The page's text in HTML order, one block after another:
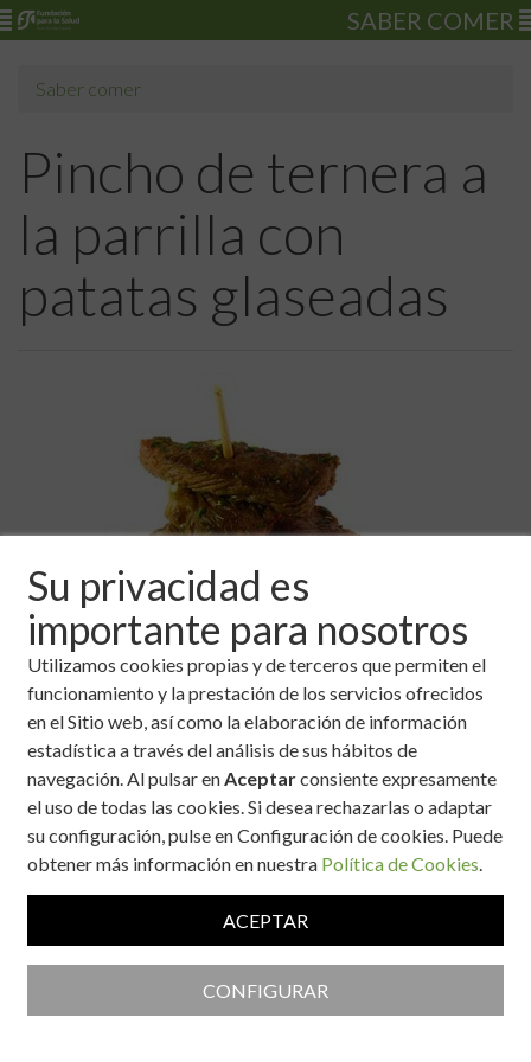
Su privacidad es
importante para nosotros
Utilizamos cookies propias y de terceros que permiten el
funcionamiento y la prestación de los servicios ofrecidos
en el Sitio web, así como la elaboración de información
estadística a través del análisis de sus hábitos de
navegación. Al pulsar enAceptarconsiente expresamente
el uso de todas las cookies. Si desea rechazarlas o adaptar
su configuración, pulse en Configuración de cookies. Puede
obtener más información en nuestra Política de Cookies.
ACEPTAR
CONFIGURAR
SABER COMER
Saber comer
Pincho de ternera a
la parrilla con
patatas glaseadas
Ingredientes
4 entrecotes de ternera (125 g netos por persona).
4 patatas (400 g).
2 cucharadas de salsa inglesa.
Sal.